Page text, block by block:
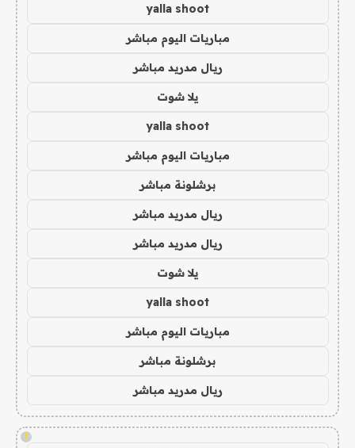
yalla shoot
مباريات اليوم مباشر
ريال مدريد مباشر
يلا شوت
yalla shoot
مباريات اليوم مباشر
برشلونة مباشر
ريال مدريد مباشر
ريال مدريد مباشر
يلا شوت
yalla shoot
مباريات اليوم مباشر
برشلونة مباشر
ريال مدريد مباشر
!